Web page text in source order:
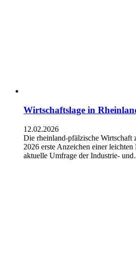
Wirtschaftslage in
12.02.2026
Die rheinland-pfälzische Wirtschaft
2026 erste Anzeichen einer
aktuelle Umfrage der Industrie-